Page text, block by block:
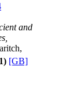
and
[GB]